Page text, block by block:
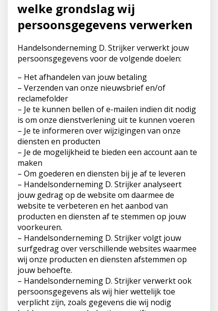
welke grondslag wij
persoonsgegevens verwerken
Handelsonderneming D. Strijker verwerkt jouw
persoonsgegevens voor de volgende doelen:
– Het afhandelen van jouw betaling
– Verzenden van onze nieuwsbrief en/of
reclamefolder
– Je te kunnen bellen of e-mailen indien dit nodig
is om onze dienstverlening uit te kunnen voeren
– Je te informeren over wijzigingen van onze
diensten en producten
– Je de mogelijkheid te bieden een account aan te
maken
– Om goederen en diensten bij je af te leveren
– Handelsonderneming D. Strijker analyseert
jouw gedrag op de website om daarmee de
website te verbeteren en het aanbod van
producten en diensten af te stemmen op jouw
voorkeuren.
– Handelsonderneming D. Strijker volgt jouw
surfgedrag over verschillende websites waarmee
wij onze producten en diensten afstemmen op
jouw behoefte.
– Handelsonderneming D. Strijker verwerkt ook
persoonsgegevens als wij hier wettelijk toe
verplicht zijn, zoals gegevens die wij nodig